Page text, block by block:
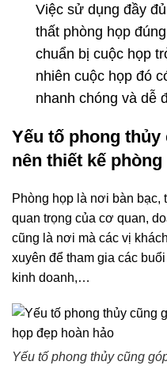
Việc sử dụng đầy
thất phòng họp
chuẩn bị cuộc họp
nhiên cuộc họp đó
nhanh chóng và dễ
Yếu tố phong
nên thiết kế
Phòng họp là nơi bàn bạc,
quan trọng của cơ quan,
cũng là nơi mà các vị
xuyên để tham gia các
kinh doanh,…
Yếu tố phong thủy cũng